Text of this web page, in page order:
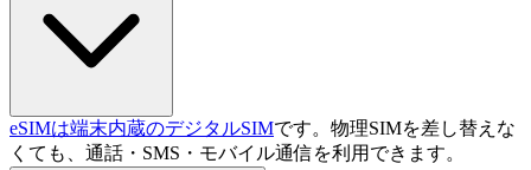
eSIMは端末内蔵のデジタルSIMです。物理SIMを差し替えな
くても、通話・SMS・モバイル通信を利用できます。